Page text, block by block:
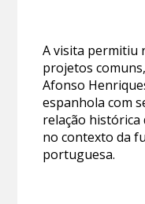
A visita permitiu
projetos
Afonso
espanhola com
relação histórica
no contexto da
portuguesa.